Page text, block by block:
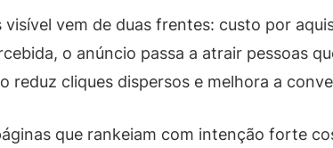
visível vem de duas frentes: custo por
o anúncio passa a atrair pessoas
reduz cliques dispersos e melhora a
que rankeiam com intenção forte